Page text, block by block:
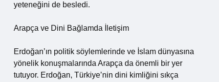
yeteneğini de besledi.
Arapça ve Dini Bağlamda İletişim
Erdoğan’ın politik söylemlerinde ve İslam dünyasına
yönelik konuşmalarında Arapça da önemli bir yer
tutuyor. Erdoğan, Türkiye’nin dini kimliğini sıkça